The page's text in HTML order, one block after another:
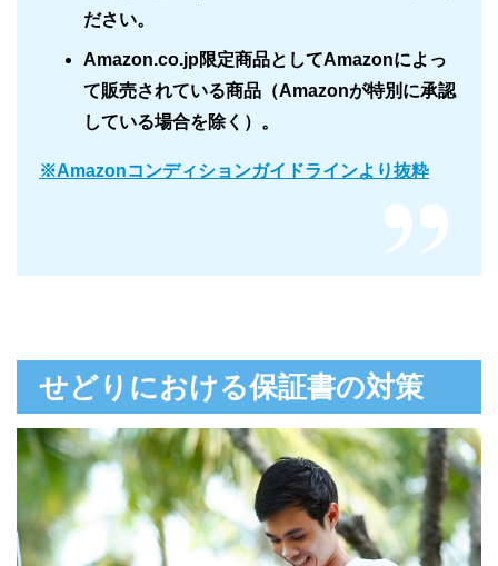
ださい。
Amazon.co.jp限定商品としてAmazonによっ
て販売されている商品（Amazonが特別に承認
している場合を除く）。
※Amazonコンディションガイドラインより抜粋
せどりにおける保証書の対策